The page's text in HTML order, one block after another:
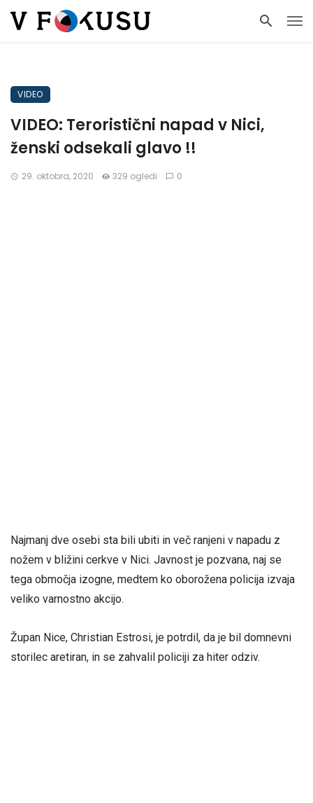
VIDEO
VIDEO: Teroristični napad v Nici,
ženski odsekali glavo !!
29. oktobra, 2020 329 ogledi 0
Najmanj dve osebi sta bili ubiti in več ranjeni v napadu z
nožem v bližini cerkve v Nici. Javnost je pozvana, naj se
tega območja izogne, medtem ko oborožena policija izvaja
veliko varnostno akcijo.
Župan Nice, Christian Estrosi, je potrdil, da je bil domnevni
storilec aretiran, in se zahvalil policiji za hiter odziv.